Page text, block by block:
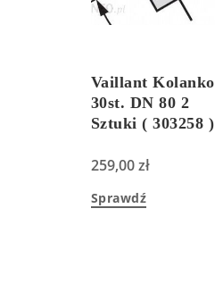
Vaillant Kolanko
30st. DN 80 2
Sztuki ( 303258 )
259,00zł
Sprawdź